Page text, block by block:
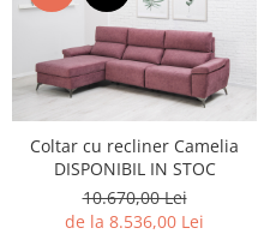
Coltar cu recliner Camelia
DISPONIBIL IN STOC
10.670,00 Lei
de la 8.536,00 Lei